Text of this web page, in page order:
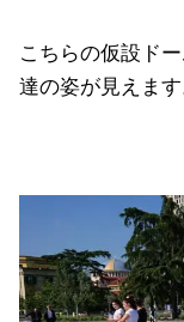
こちらの仮設ド
達の姿が見えます